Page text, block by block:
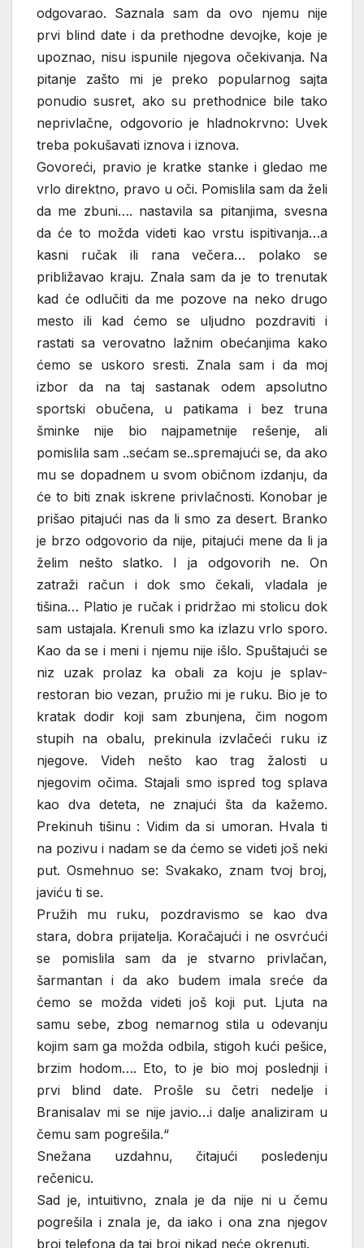
odgovarao. Saznala sam da ovo njemu nije
prvi blind date i da prethodne devojke, koje je
upoznao, nisu ispunile njegova očekivanja. Na
pitanje zašto mi je preko popularnog sajta
ponudio susret, ako su prethodnice bile tako
neprivlačne, odgovorio je hladnokrvno: Uvek
treba pokušavati iznova i iznova.
Govoreći, pravio je kratke stanke i gledao me
vrlo direktno, pravo u oči. Pomislila sam da želi
da me zbuni…. nastavila sa pitanjima, svesna
da će to možda videti kao vrstu ispitivanja…a
kasni ručak ili rana večera… polako se
približavao kraju. Znala sam da je to trenutak
kad će odlučiti da me pozove na neko drugo
mesto ili kad ćemo se uljudno pozdraviti i
rastati sa verovatno lažnim obećanjima kako
ćemo se uskoro sresti. Znala sam i da moj
izbor da na taj sastanak odem apsolutno
sportski obučena, u patikama i bez truna
šminke nije bio najpametnije rešenje, ali
pomislila sam ..sećam se..spremajući se, da ako
mu se dopadnem u svom običnom izdanju, da
će to biti znak iskrene privlačnosti. Konobar je
prišao pitajući nas da li smo za desert. Branko
je brzo odgovorio da nije, pitajući mene da li ja
želim nešto slatko. I ja odgovorih ne. On
zatraži račun i dok smo čekali, vladala je
tišina… Platio je ručak i pridržao mi stolicu dok
sam ustajala. Krenuli smo ka izlazu vrlo sporo.
Kao da se i meni i njemu nije išlo. Spuštajući se
niz uzak prolaz ka obali za koju je splav-
restoran bio vezan, pružio mi je ruku. Bio je to
kratak dodir koji sam zbunjena, čim nogom
stupih na obalu, prekinula izvlačeći ruku iz
njegove. Videh nešto kao trag žalosti u
njegovim očima. Stajali smo ispred tog splava
kao dva deteta, ne znajući šta da kažemo.
Prekinuh tišinu : Vidim da si umoran. Hvala ti
na pozivu i nadam se da ćemo se videti još neki
put. Osmehnuo se: Svakako, znam tvoj broj,
javiću ti se.
Pružih mu ruku, pozdravismo se kao dva
stara, dobra prijatelja. Koračajući i ne osvrćući
se pomislila sam da je stvarno privlačan,
šarmantan i da ako budem imala sreće da
ćemo se možda videti još koji put. Ljuta na
samu sebe, zbog nemarnog stila u odevanju
kojim sam ga možda odbila, stigoh kući pešice,
brzim hodom…. Eto, to je bio moj poslednji i
prvi blind date. Prošle su četri nedelje i
Branisalav mi se nije javio…i dalje analiziram u
čemu sam pogrešila.“
Snežana uzdahnu, čitajući posledenju
rečenicu.
Sad je, intuitivno, znala je da nije ni u čemu
pogrešila i znala je, da iako i ona zna njegov
broj telefona da taj broj nikad neće okrenuti.